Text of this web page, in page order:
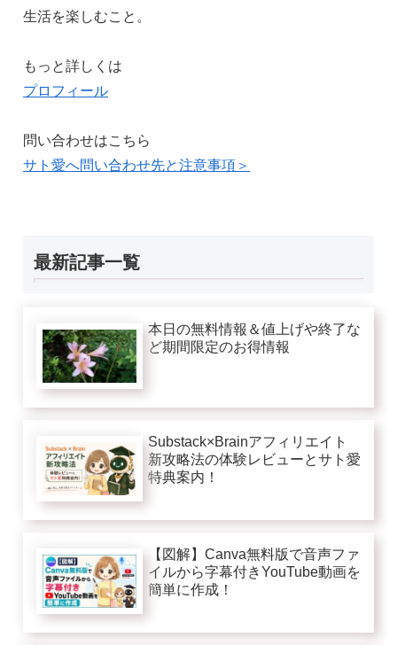
生活を楽しむこと。
もっと詳しくは
プロフィール
問い合わせはこちら
サト愛へ問い合わせ先と注意事項＞
最新記事一覧
本日の無料情報＆値上げや終了な
ど期間限定のお得情報
Substack×Brainアフィリエイト
新攻略法の体験レビューとサト愛
特典案内！
【図解】Canva無料版で音声ファ
イルから字幕付きYouTube動画を
簡単に作成！